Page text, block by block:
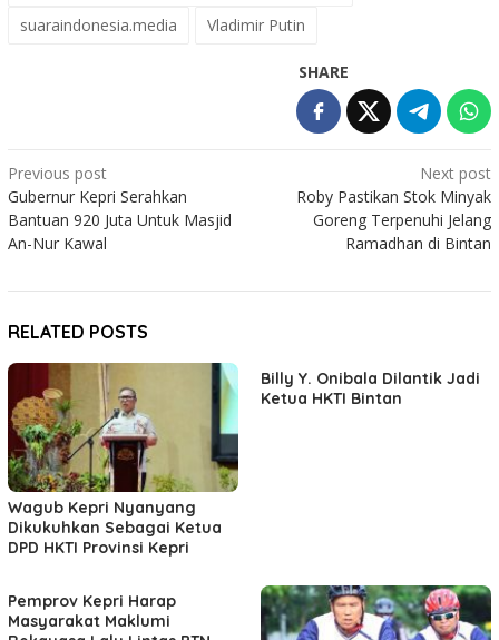
suaraindonesia.media
Vladimir Putin
SHARE
Post
navigation
Previous post
Gubernur Kepri Serahkan
Bantuan 920 Juta Untuk Masjid
An-Nur Kawal
Next post
Roby Pastikan Stok Minyak
Goreng Terpenuhi Jelang
Ramadhan di Bintan
RELATED POSTS
Wagub Kepri Nyanyang
Dikukuhkan Sebagai Ketua
DPD HKTI Provinsi Kepri
Billy Y. Onibala Dilantik Jadi
Ketua HKTI Bintan
Pemprov Kepri Harap
Masyarakat Maklumi